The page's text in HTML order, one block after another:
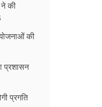
की
की
प्रशासन
प्रगति